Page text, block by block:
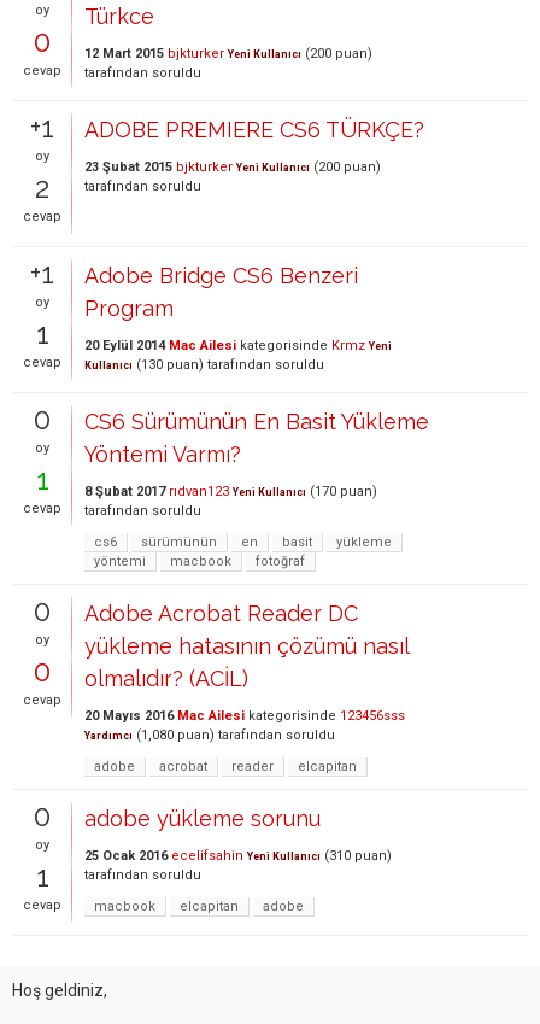
oy
0
cevap
Türkce
12 Mart 2015 bjkturker Yeni Kullanıcı (200 puan)
tarafından soruldu
+1
oy
2
cevap
ADOBE PREMIERE CS6 TÜRKÇE?
23 Şubat 2015 bjkturker Yeni Kullanıcı (200 puan)
tarafından soruldu
+1
oy
1
cevap
Adobe Bridge CS6 Benzeri
Program
20 Eylül 2014 Mac Ailesi kategorisinde Krmz Yeni
Kullanıcı (130 puan) tarafından soruldu
0
oy
1
cevap
CS6 Sürümünün En Basit Yükleme
Yöntemi Varmı?
8 Şubat 2017 rıdvan123 Yeni Kullanıcı (170 puan)
tarafından soruldu
cs6
sürümünün en basit
yükleme
yöntemi
macbook fotoğraf
0
oy
0
cevap
Adobe Acrobat Reader DC
yükleme hatasının çözümü nasıl
olmalıdır? (ACİL)
20 Mayıs 2016 Mac Ailesi kategorisinde 123456sss
Yardımcı (1,080 puan) tarafından soruldu
adobe
acrobat reader elcapitan
0
oy
1
cevap
adobe yükleme sorunu
25 Ocak 2016 ecelifsahin Yeni Kullanıcı (310 puan)
tarafından soruldu
macbook
elcapitan adobe
Hoş geldiniz,